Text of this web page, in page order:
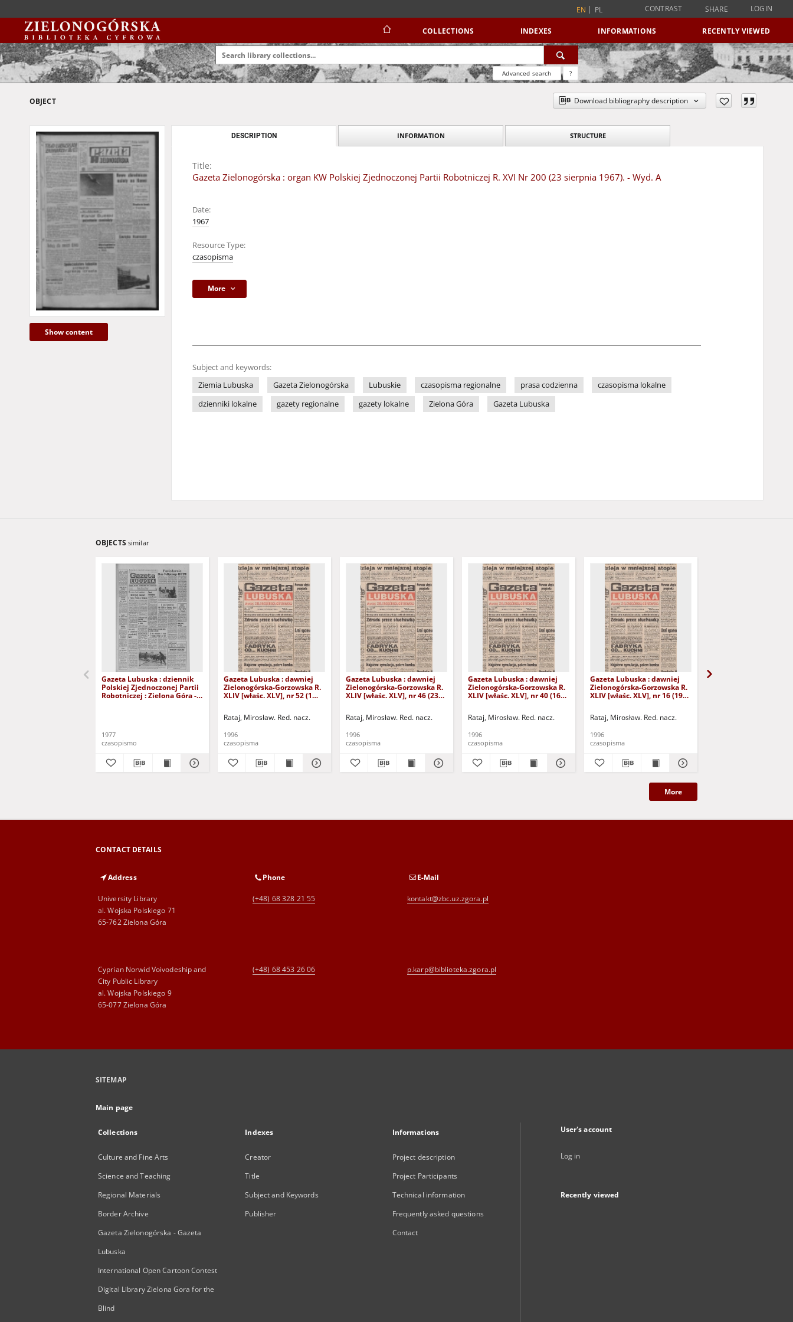
EN PL CONTRAST SHARE LOGIN
COLLECTIONS INDEXES INFORMATIONS RECENTLY VIEWED
Advanced search ?
OBJECT Download bibliography description
Show content
DESCRIPTION INFORMATION STRUCTURE
Title:
Gazeta Zielonogórska : organ KW Polskiej Zjednoczonej Partii Robotniczej R. XVI Nr 200 (23 sierpnia 1967). - Wyd. A
Date:
1967
Resource Type:
czasopisma
More
Subject and keywords:
Ziemia Lubuska
Gazeta Zielonogórska Lubuskie czasopisma regionalne prasa codzienna
czasopisma lokalne
dzienniki lokalne
gazety regionalne gazety lokalne Zielona Góra Gazeta Lubuska
OBJECTS similar
Gazeta Lubuska : dziennik
Polskiej Zjednoczonej Partii
Robotniczej : Zielona Góra -
1977
czasopismo
Gazeta Lubuska : dawniej
Zielonogórska-Gorzowska R.
XLIV [właśc. XLV], nr 52 (1
Rataj, Mirosław. Red. nacz.
1996
czasopisma
Gazeta Lubuska : dawniej
Zielonogórska-Gorzowska R.
XLIV [właśc. XLV], nr 46 (23
Rataj, Mirosław. Red. nacz.
1996
czasopisma
Gazeta Lubuska : dawniej
Zielonogórska-Gorzowska R.
XLIV [właśc. XLV], nr 40 (16
Rataj, Mirosław. Red. nacz.
1996
czasopisma
Gazeta Lubuska : dawniej
Zielonogórska-Gorzowska R.
XLIV [właśc. XLV], nr 16 (19
Rataj, Mirosław. Red. nacz.
1996
czasopisma
More
CONTACT DETAILS
Address
University Library
al. Wojska Polskiego 71
65-762 Zielona Góra
Phone
(+48) 68 328 21 55
E-Mail
kontakt@zbc.uz.zgora.pl
Cyprian Norwid Voivodeship and
City Public Library
al. Wojska Polskiego 9
65-077 Zielona Góra
(+48) 68 453 26 06 p.karp@biblioteka.zgora.pl
SITEMAP
Main page
Collections
Culture and Fine Arts
Science and Teaching
Regional Materials
Border Archive
Gazeta Zielonogórska - Gazeta
Lubuska
International Open Cartoon Contest
Digital Library Zielona Gora for the
Blind
Indexes
Creator
Title
Subject and Keywords
Publisher
Informations
Project description
Project Participants
Technical information
Frequently asked questions
Contact
User's account
Log in
Recently viewed